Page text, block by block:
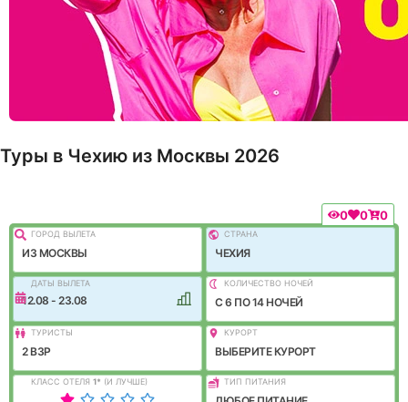
Туры в Чехию из Москвы 2026
0 0 0
ГОРОД ВЫЛEТА
ИЗ МОСКВЫ
СТРАНА
ЧЕХИЯ
ДАТЫ ВЫЛЕТА
12.08 - 23.08
КОЛИЧЕСТВО НОЧЕЙ
C 6 ПО 14 НОЧЕЙ
ТУРИСТЫ
2 ВЗР
КУРОРТ
ВЫБЕРИТЕ КУРОРТ
КЛАСС ОТЕЛЯ 1* (И ЛУЧШЕ) ТИП ПИТАНИЯ